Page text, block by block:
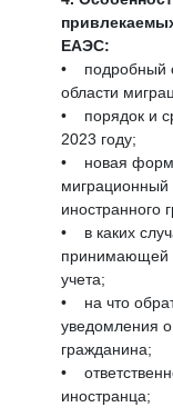
ЕАЭС:
• подробный
области
• порядок и
2023 году;
• новая
миграционный
иностранного
• в каких
принимающей
учета;
• на что
уведомления о
гражданина;
•
иностранца;